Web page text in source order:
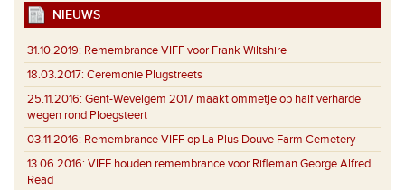
NIEUWS
31.10.2019: Remembrance VIFF voor Frank Wiltshire
18.03.2017: Ceremonie Plugstreets
25.11.2016: Gent-Wevelgem 2017 maakt ommetje op half verharde
wegen rond Ploegsteert
03.11.2016: Remembrance VIFF op La Plus Douve Farm Cemetery
13.06.2016: VIFF houden remembrance voor Rifleman George Alfred
Read